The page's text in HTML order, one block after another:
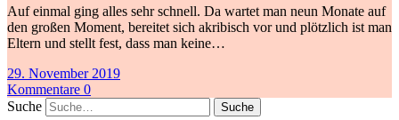
Auf einmal ging alles sehr schnell. Da wartet man neun Monate auf
den großen Moment, bereitet sich akribisch vor und plötzlich ist man
Eltern und stellt fest, dass man keine…
29. November 2019
Kommentare 0
Suche